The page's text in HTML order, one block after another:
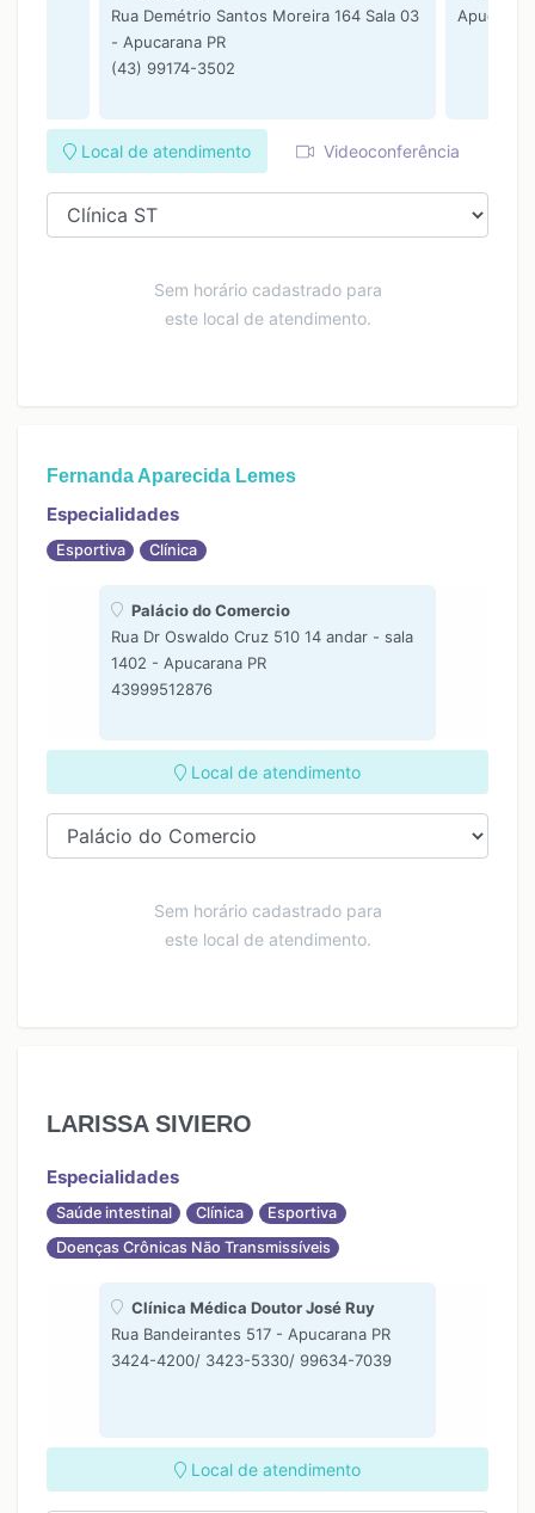
Rua Demétrio Santos Moreira 164 Sala 03
- Apucarana PR
(43) 99174-3502
Local de atendimento Videoconferência
Sem horário cadastrado para
este local de atendimento.
Fernanda Aparecida Lemes
Especialidades
Esportiva Clínica
Palácio do Comercio
Rua Dr Oswaldo Cruz 510 14 andar - sala
1402 - Apucarana PR
43999512876
Local de atendimento
Sem horário cadastrado para
este local de atendimento.
LARISSA SIVIERO
Especialidades
Saúde intestinal Clínica
Esportiva
Doenças Crônicas Não Transmissíveis
Clínica Médica Doutor José Ruy
Rua Bandeirantes 517 - Apucarana PR
3424-4200/ 3423-5330/ 99634-7039
Local de atendimento